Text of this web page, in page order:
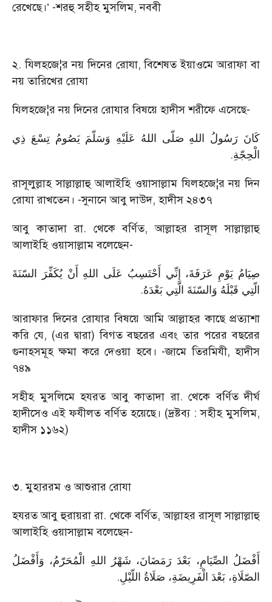
রেখেছে।’ -শরহু সহীহ মুসলিম, নববী
২. যিলহজে¦র নয় দিনের রোযা, বিশেষত ইয়াওমে আরাফা বা
নয় তারিখের রোযা
যিলহজে¦র নয় দিনের রোযার বিষয়ে হাদীস শরীফে এসেছে-
كَانَ رَسُولُ اللهِ صَلّى اللهُ عَلَيْهِ وَسَلّمَ يَصُومُ تِسْعَ ذِي
الْحِجّةِ.
রাসূলুল্লাহ সাল্লাল্লাহু আলাইহি ওয়াসাল্লাম যিলহজে¦র নয় দিন
রোযা রাখতেন। -সুনানে আবু দাউদ, হাদীস ২৪৩৭
আবু কাতাদা রা. থেকে বর্ণিত, আল্লাহর রাসূল সাল্লাল্লাহু
আলাইহি ওয়াসাল্লাম বলেছেন-
صِيَامُ يَوْمِ عَرَفَةَ، إِنِّي أَحْتَسِبُ عَلَى اللهِ أَنْ يُكَفِّرَ السّنَةَ
الّتِي قَبْلَهُ وَالسّنَةَ الّتِي بَعْدَهُ.
আরাফার দিনের রোযার বিষয়ে আমি আল্লাহর কাছে প্রত্যাশা
করি যে, (এর দ্বারা) বিগত বছরের এবং তার পরের বছরের
গুনাহসমূহ ক্ষমা করে দেওয়া হবে। -জামে তিরমিযী, হাদীস
৭৪৯
সহীহ মুসলিমে হযরত আবু কাতাদা রা. থেকে বর্ণিত দীর্ঘ
হাদীসেও এই ফযীলত বর্ণিত হয়েছে। (দ্রষ্টব্য : সহীহ মুসলিম,
হাদীস ১১৬২)
৩. মুহাররম ও আশুরার রোযা
হযরত আবু হুরায়রা রা. থেকে বর্ণিত, আল্লাহর রাসূল সাল্লাল্লাহু
আলাইহি ওয়াসাল্লাম বলেছেন-
أَفْضَلُ الصِّيَامِ، بَعْدَ رَمَضَانَ، شَهْرُ اللهِ الْمُحَرّمُ، وَأَفْضَلُ
الصّلَاةِ، بَعْدَ الْفَرِيضَةِ، صَلَاةُ اللّيْلِ.